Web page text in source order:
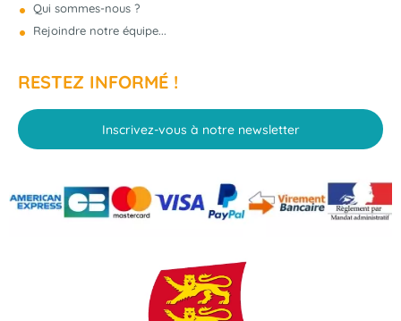
Qui sommes-nous ?
Rejoindre notre équipe...
RESTEZ INFORMÉ !
Inscrivez-vous à notre newsletter